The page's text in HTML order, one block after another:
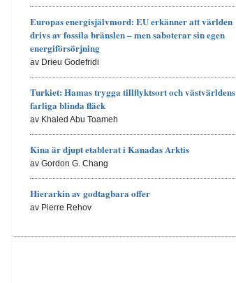
Europas energisjälvmord: EU erkänner att världen
drivs av fossila bränslen – men saboterar sin egen
energiförsörjning
av Drieu Godefridi
Turkiet: Hamas trygga tillflyktsort och västvärldens
farliga blinda fläck
av Khaled Abu Toameh
Kina är djupt etablerat i Kanadas Arktis
av Gordon G. Chang
Hierarkin av godtagbara offer
av Pierre Rehov